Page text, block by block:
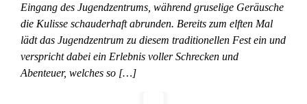
Eingang des Jugendzentrums, während gruselige Geräusche
die Kulisse schauderhaft abrunden. Bereits zum elften Mal
lädt das Jugendzentrum zu diesem traditionellen Fest ein und
verspricht dabei ein Erlebnis voller Schrecken und
Abenteuer, welches so […]